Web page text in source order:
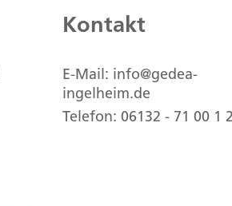
Kontakt
E-Mail: info@gedea-
ingelheim.de
Telefon: 06132 - 71 00 1